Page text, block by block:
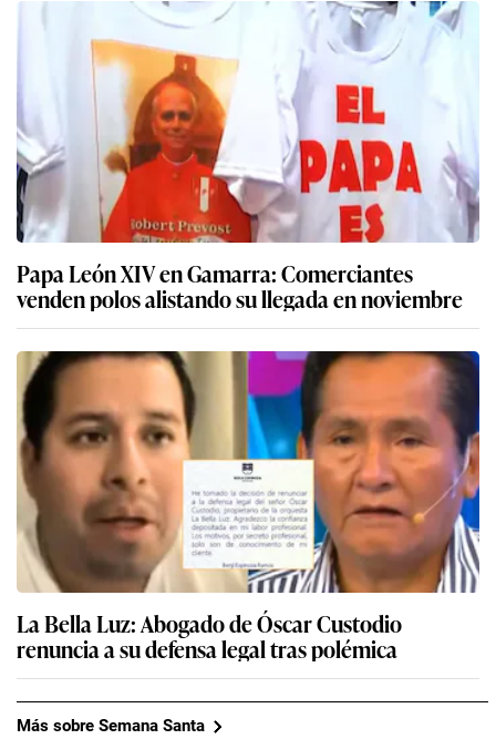
Papa León XIV en Gamarra: Comerciantes
venden polos alistando su llegada en noviembre
La Bella Luz: Abogado de Óscar Custodio
renuncia a su defensa legal tras polémica
Más sobre Semana Santa